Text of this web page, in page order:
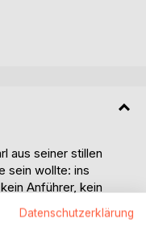
aus seiner stillen
sein wollte: ins
Anführer, kein
einer
des Lebens
Datenschutzerklärung